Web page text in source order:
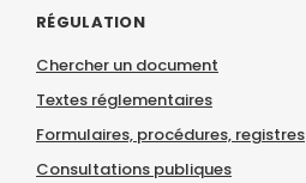
RÉGULATION
Chercher un document
Textes réglementaires
Formulaires, procédures, registres
Consultations publiques